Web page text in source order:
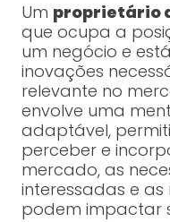
Um proprietário
que ocupa a
um negócio e
inovações
relevante no
envolve uma
adaptável,
perceber e
mercado, as
interessadas e
podem impactar